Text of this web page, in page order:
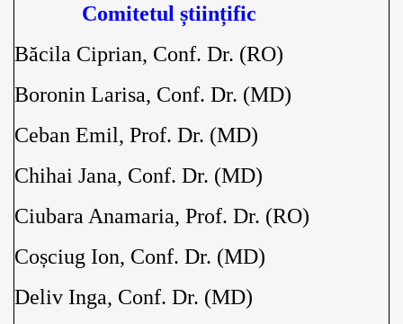
Comitetul științific
Băcila Ciprian, Conf. Dr. (RO)
Boronin Larisa, Conf. Dr. (MD)
Ceban Emil, Prof. Dr. (MD)
Chihai Jana, Conf. Dr. (MD)
Ciubara Anamaria, Prof. Dr. (RO)
Coșciug Ion, Conf. Dr. (MD)
Deliv Inga, Conf. Dr. (MD)